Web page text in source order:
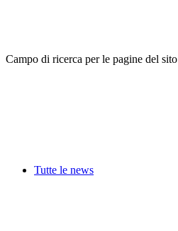
Campo di ricerca per le pagine del sito
Tutte le news